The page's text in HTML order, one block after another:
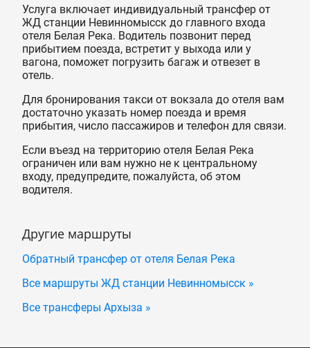
Услуга включает индивидуальный трансфер от
ЖД станции Невинномысск до главного входа
отеля Белая Река. Водитель позвонит перед
прибытием поезда, встретит у выхода или у
вагона, поможет погрузить багаж и отвезет в
отель.
Для бронирования такси от вокзала до отеля вам
достаточно указать номер поезда и время
прибытия, число пассажиров и телефон для связи.
Если въезд на территорию отеля Белая Река
ограничен или вам нужно не к центральному
входу, предупредите, пожалуйста, об этом
водителя.
Другие маршруты
Обратный трансфер от отеля Белая Река
Все маршруты ЖД станции Невинномысск »
Все трансферы Архыза »